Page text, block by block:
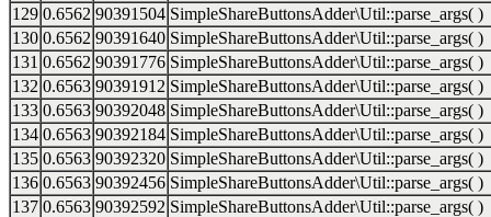
129 0.6562 90391504 SimpleShareButtonsAdder\Util::parse_args( )
130 0.6562 90391640 SimpleShareButtonsAdder\Util::parse_args( )
131 0.6562 90391776 SimpleShareButtonsAdder\Util::parse_args( )
132 0.6563 90391912 SimpleShareButtonsAdder\Util::parse_args( )
133 0.6563 90392048 SimpleShareButtonsAdder\Util::parse_args( )
134 0.6563 90392184 SimpleShareButtonsAdder\Util::parse_args( )
135 0.6563 90392320 SimpleShareButtonsAdder\Util::parse_args( )
136 0.6563 90392456 SimpleShareButtonsAdder\Util::parse_args( )
137 0.6563 90392592 SimpleShareButtonsAdder\Util::parse_args( )